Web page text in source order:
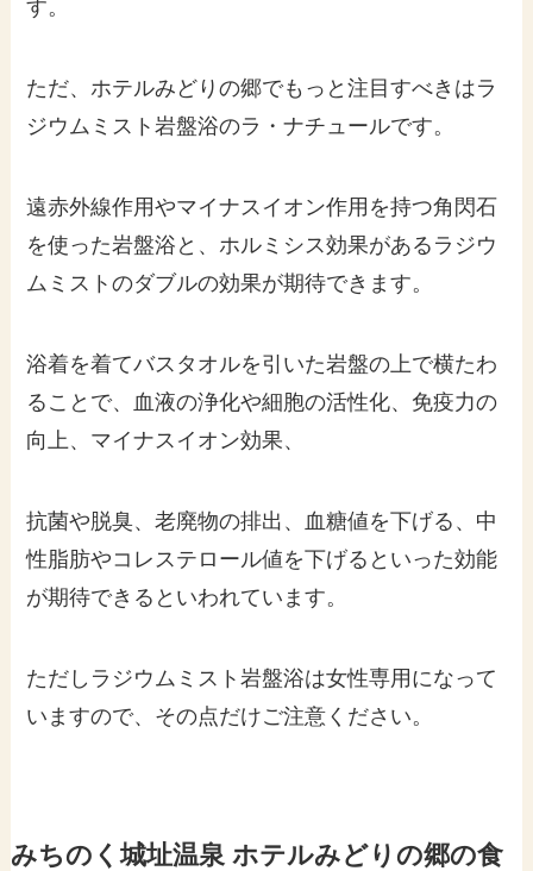
す。
ただ、ホテルみどりの郷でもっと注目すべきはラ
ジウムミスト岩盤浴のラ・ナチュールです。
遠赤外線作用やマイナスイオン作用を持つ角閃石
を使った岩盤浴と、ホルミシス効果があるラジウ
ムミストのダブルの効果が期待できます。
浴着を着てバスタオルを引いた岩盤の上で横たわ
ることで、血液の浄化や細胞の活性化、免疫力の
向上、マイナスイオン効果、
抗菌や脱臭、老廃物の排出、血糖値を下げる、中
性脂肪やコレステロール値を下げるといった効能
が期待できるといわれています。
ただしラジウムミスト岩盤浴は女性専用になって
いますので、その点だけご注意ください。
みちのく城址温泉 ホテルみどりの郷の食